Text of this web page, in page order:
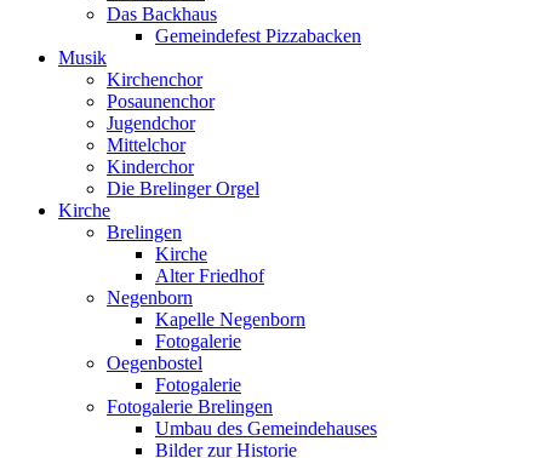
Das Backhaus
Gemeindefest Pizzabacken
Musik
Kirchenchor
Posaunenchor
Jugendchor
Mittelchor
Kinderchor
Die Brelinger Orgel
Kirche
Brelingen
Kirche
Alter Friedhof
Negenborn
Kapelle Negenborn
Fotogalerie
Oegenbostel
Fotogalerie
Fotogalerie Brelingen
Umbau des Gemeindehauses
Bilder zur Historie